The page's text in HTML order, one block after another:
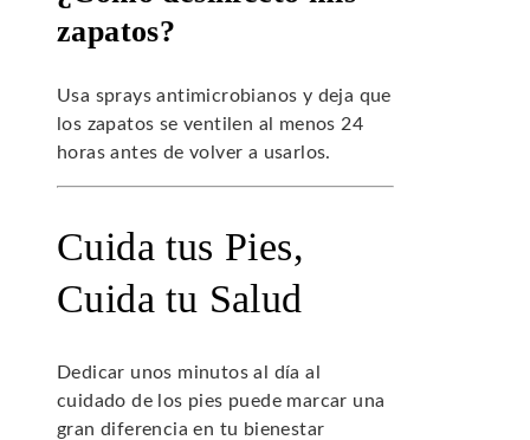
zapatos?
Usa sprays antimicrobianos y deja que
los zapatos se ventilen al menos 24
horas antes de volver a usarlos.
Cuida tus Pies,
Cuida tu Salud
Dedicar unos minutos al día al
cuidado de los pies puede marcar una
gran diferencia en tu bienestar